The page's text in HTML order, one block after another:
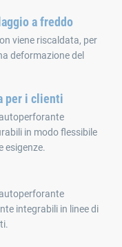
a freddo
viene riscaldata, per
deformazione del
per i clienti
in modo flessibile
esigenze.
integrabili in linee di